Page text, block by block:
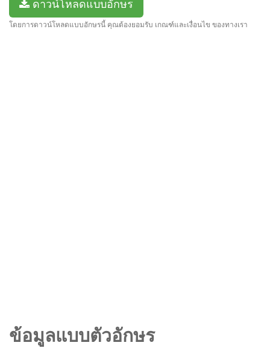
ดาวน์โหลดแบบอักษร
โดยการดาวน์โหลดแบบอักษรนี้ คุณต้องยอมรับ เกณฑ์และเงื่อนไข ของทางเรา
ข้อมูลแบบตัวอักษร